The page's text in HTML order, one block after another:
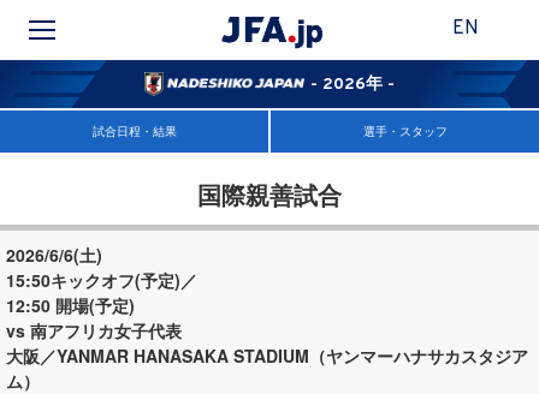
EN
- 2026年 -
試合日程・結果 選手・スタッフ
国際親善試合
2026/6/6(土)
15:50キックオフ(予定)／
12:50 開場(予定)
vs 南アフリカ女子代表
大阪／YANMAR HANASAKA STADIUM（ヤンマーハナサカスタジア
ム）